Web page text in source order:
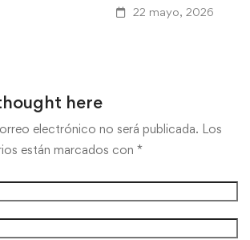
22 mayo, 2026
here
electrónico no será publicada. Los
están marcados con *